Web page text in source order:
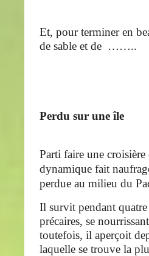
Et, pour terminer en
de sable et de ……..
Perdu sur une île
Parti faire une
dynamique fait
perdue au milieu du
Il survit pendant
précaires, se
toutefois, il aperçoit
laquelle se trouve la